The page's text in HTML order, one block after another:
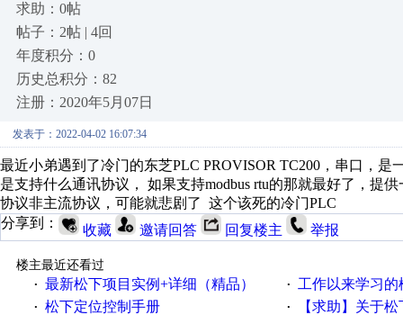
求助：0帖
帖子：2帖 | 4回
年度积分：0
历史总积分：82
注册：2020年5月07日
发表于：2022-04-02 16:07:34
最近小弟遇到了冷门的东芝PLC PROVISOR TC200，串口，
是支持什么通讯协议， 如果支持modbus rtu的那就最好了，提
协议非主流协议，可能就悲剧了 这个该死的冷门PLC
分享到：
收藏 邀请回答 回复楼主 举报
楼主最近还看过
· 最新松下项目实例+详细（精品） · 工作以来学习的松
· 松下定位控制手册 · 【求助】关于松下